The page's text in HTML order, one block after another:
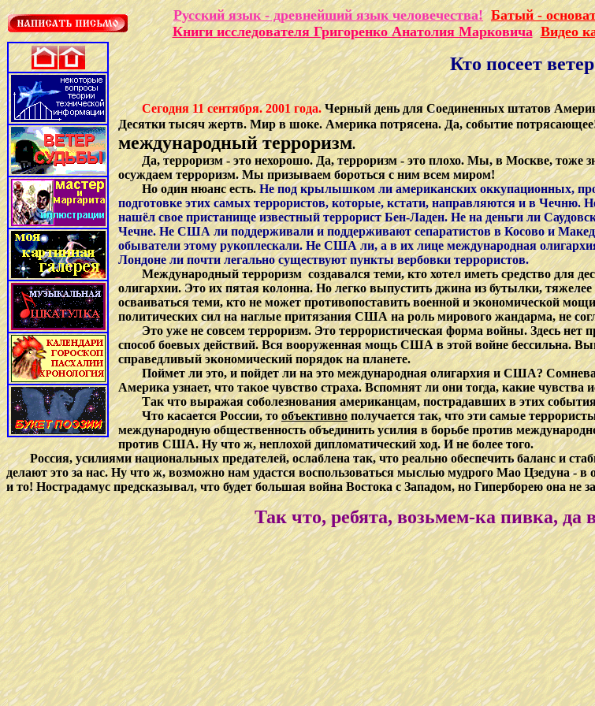
Русский язык - древнейший язык человечества! Батый -
Книги исследователя Григоренко Анатолия Марковича Видео
Кто посеет
Сегодня 11 сентября. 2001 года.Черный день для Соединенных штатов
Десятки тысяч жертв. Мир в шоке. Америка потрясена. Да, событие
международный терроризм.
Да, терроризм - это нехорошо. Да, терроризм - это плохо. Мы, в Москве,
осуждаем терроризм. Мы призываем бороться с ним всем миром!
Но один нюанс есть. Не под крылышком ли американских оккупационных,
подготовке этих самых террористов, которые, кстати, направляются и в Чечню.
нашёл свое пристанище известный террорист Бен-Ладен. Не на деньги ли
Чечне. Не США ли поддерживали и поддерживают сепаратистов в Косово и
обыватели этому рукоплескали. Не США ли, а в их лице международная
Лондоне ли почти легально существуют пункты вербовки террористов.
Международный терроризм создавался теми, кто хотел иметь средство для
олигархии. Это их пятая колонна. Но легко выпустить джина из бутылки,
осваиваться теми, кто не может противопоставить военной и экономической
политических сил на наглые притязания США на роль мирового жандарма, не
Это уже не совсем терроризм. Это террористическая форма войны. Здесь
способ боевых действий. Вся вооруженная мощь США в этой войне бессильна.
справедливый экономический порядок на планете.
Поймет ли это, и пойдет ли на это международная олигархия и США?
Америка узнает, что такое чувство страха. Вспомнят ли они тогда, какие
Так что выражая соболезнования американцам, пострадавших в этих
Что касается России, то объективно получается так, что эти самые
международную общественность объединить усилия в борьбе против
против США. Ну что ж, неплохой дипломатический ход. И не более того.
Россия, усилиями национальных предателей, ослаблена так, что реально обеспечить баланс и
делают это за нас. Ну что ж, возможно нам удастся воспользоваться мыслью мудрого Мао Цзедуна - в
и то! Нострадамус предсказывал, что будет большая война Востока с Западом, но Гиперборею она не
Так что, ребята, возьмем-ка пивка, да